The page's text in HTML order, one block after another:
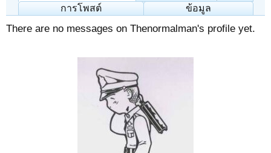
การโพสต์
ข้อมูล
There are no messages on Thenormalman's profile yet.